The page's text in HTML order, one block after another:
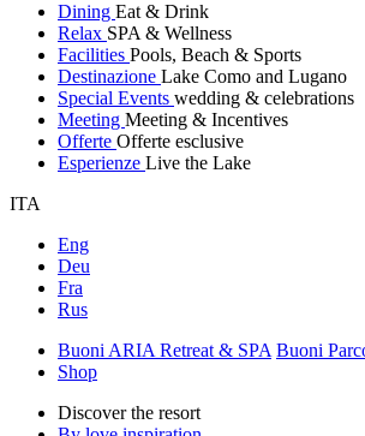
Dining Eat & Drink
Relax SPA & Wellness
Facilities Pools, Beach & Sports
Destinazione Lake Como and Lugano
Special Events wedding & celebrations
Meeting Meeting & Incentives
Offerte Offerte esclusive
Esperienze Live the Lake
ITA
Eng
Deu
Fra
Rus
Buoni ARIA Retreat & SPA Buoni
Shop
Discover the resort